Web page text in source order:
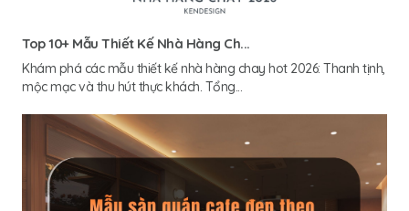
Top 10+ Mẫu Thiết Kế Nhà Hàng Ch...
Khám phá các mẫu thiết kế nhà hàng chay hot 2026: Thanh tịnh,
mộc mạc và thu hút thực khách. Tổng...